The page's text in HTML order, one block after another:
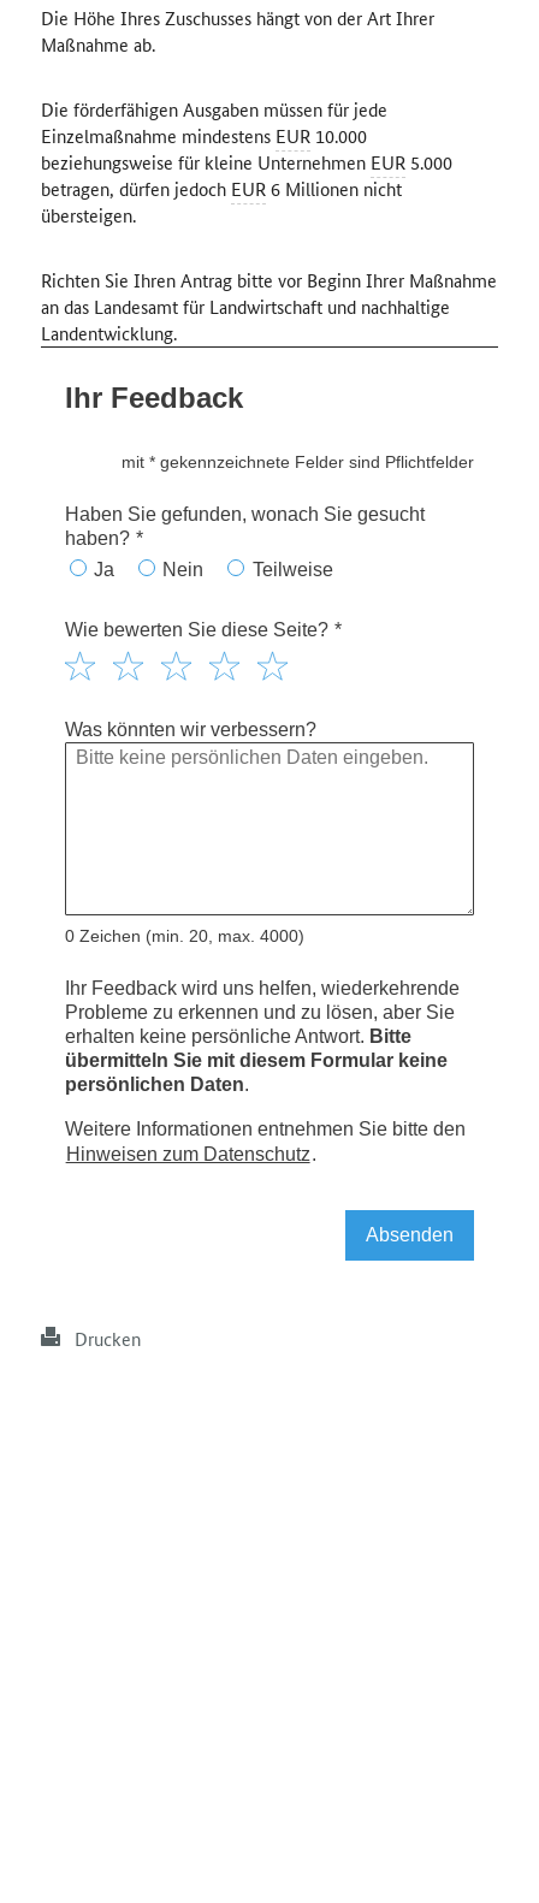
Die Höhe Ihres Zuschusses hängt von der Art Ihrer
Maßnahme ab.
Die förderfähigen Ausgaben müssen für jede
Einzelmaßnahme mindestens EUR10.000
beziehungsweise für kleine Unternehmen EUR5.000
betragen, dürfen jedoch EUR6 Millionen nicht
übersteigen.
Richten Sie Ihren Antrag bitte vor Beginn Ihrer Maßnahme
an das Landesamt für Landwirtschaft und nachhaltige
Landentwicklung.
Drucken